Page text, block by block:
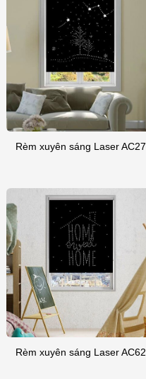
Rèm xuyên sáng Laser AC27
Rèm xuyên sáng Laser AC62